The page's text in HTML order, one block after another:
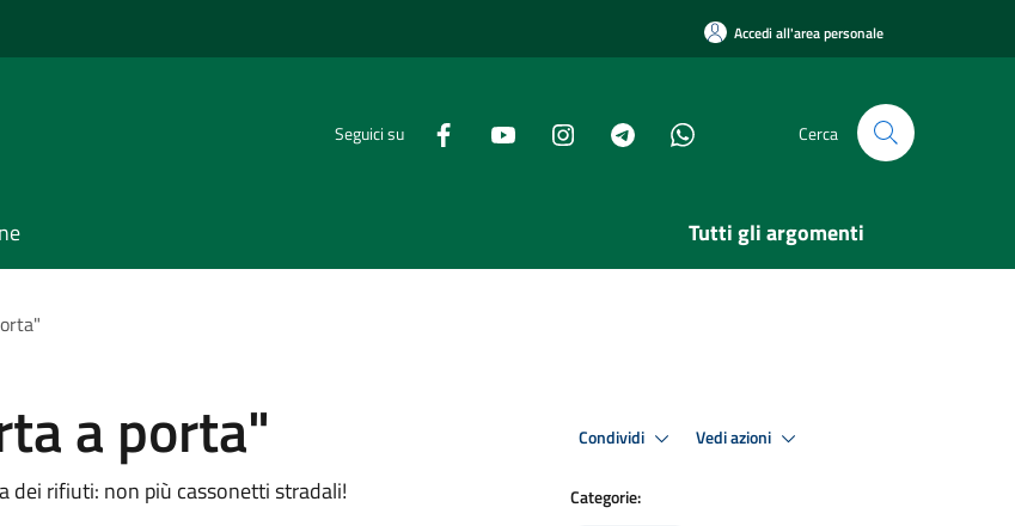
Accedi all'area personale
Seguici su Cerca
Tutti gli argomenti
a porta"
dei rifiuti: non più cassonetti stradali!
Condividi Vedi azioni
Categorie: